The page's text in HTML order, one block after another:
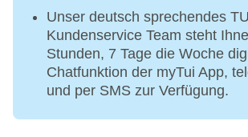
Unser deutsch sprechendes
Kundenservice Team steht
Stunden, 7 Tage die Woche
Chatfunktion der myTui App,
und per SMS zur Verfügung.